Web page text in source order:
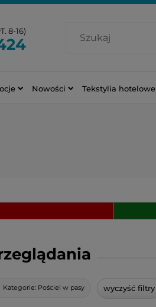
8-16)
Nowości Tekstylia hotelowe
Kategorie: Pościel w pasy wyczyść filtry